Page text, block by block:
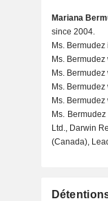
Mariana
since 2004.
Ms.
Ms.
Ms.
Ms.
Ms.
Ms.
Ltd., Darwin
(Canada),